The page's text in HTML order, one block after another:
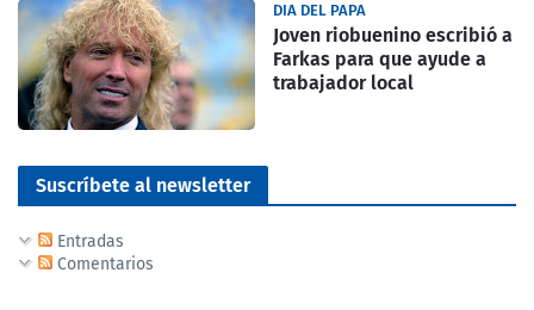
DIA DEL PAPA
Joven riobuenino escribió a
Farkas para que ayude a
trabajador local
Suscríbete al newsletter
Entradas
Comentarios